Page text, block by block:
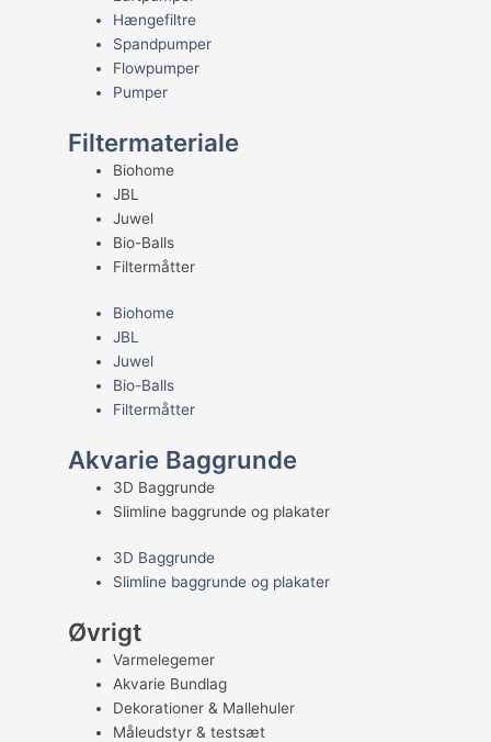
Hængefiltre
Spandpumper
Flowpumper
Pumper
Filtermateriale
Biohome
JBL
Juwel
Bio-Balls
Filtermåtter
Biohome
JBL
Juwel
Bio-Balls
Filtermåtter
Akvarie Baggrunde
3D Baggrunde
Slimline baggrunde og plakater
3D Baggrunde
Slimline baggrunde og plakater
Øvrigt
Varmelegemer
Akvarie Bundlag
Dekorationer & Mallehuler
Måleudstyr & testsæt